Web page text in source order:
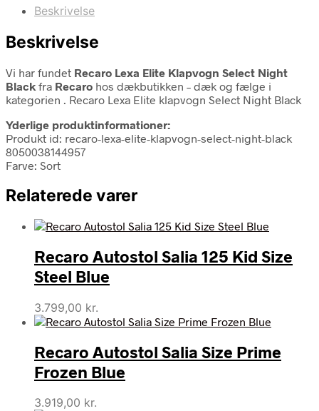
Beskrivelse
Beskrivelse
Vi har fundet Recaro Lexa Elite Klapvogn Select Night
Black fra Recaro hos dækbutikken – dæk og fælge i
kategorien . Recaro Lexa Elite klapvogn Select Night Black
Yderlige produktinformationer:
Produkt id: recaro-lexa-elite-klapvogn-select-night-black
8050038144957
Farve: Sort
Relaterede varer
Recaro Autostol Salia 125 Kid Size
Steel Blue
3.799,00 kr.
Recaro Autostol Salia Size Prime
Frozen Blue
3.919,00 kr.